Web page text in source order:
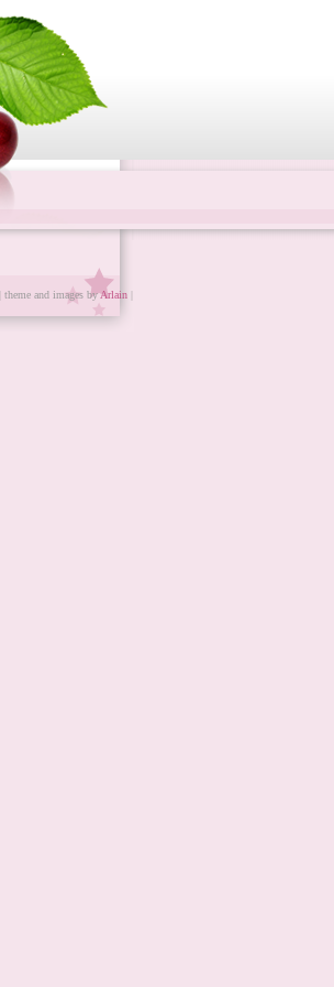
| theme and images byArlain